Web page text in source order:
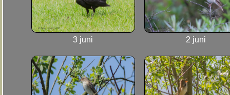
3 juni 2 juni